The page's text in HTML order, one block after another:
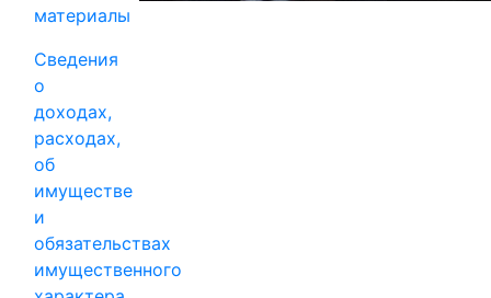
материалы
Сведения
о
доходах,
расходах,
об
имуществе
и
обязательствах
имущественного